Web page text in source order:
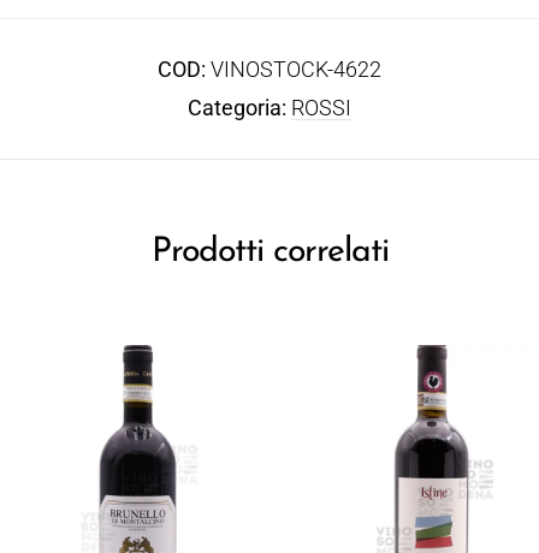
COD: VINOSTOCK-4622
Categoria: ROSSI
Prodotti correlati